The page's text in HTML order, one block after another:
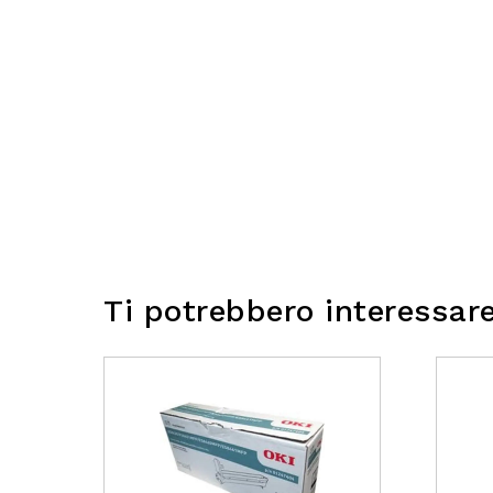
Ti potrebbero